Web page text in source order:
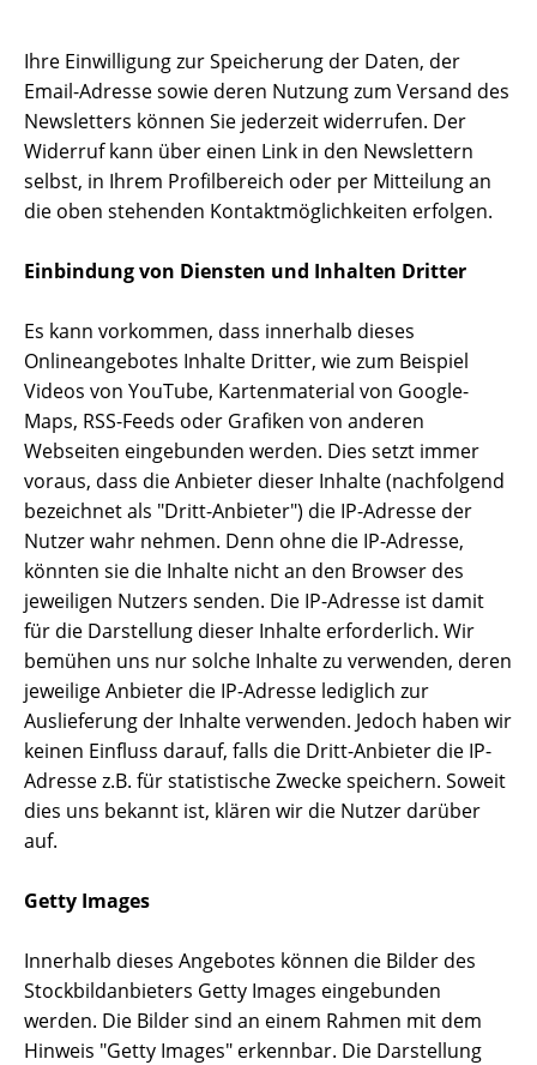
Ihre Einwilligung zur Speicherung der Daten, der
Email-Adresse sowie deren Nutzung zum Versand des
Newsletters können Sie jederzeit widerrufen. Der
Widerruf kann über einen Link in den Newslettern
selbst, in Ihrem Profilbereich oder per Mitteilung an
die oben stehenden Kontaktmöglichkeiten erfolgen.
Einbindung von Diensten und Inhalten Dritter
Es kann vorkommen, dass innerhalb dieses
Onlineangebotes Inhalte Dritter, wie zum Beispiel
Videos von YouTube, Kartenmaterial von Google-
Maps, RSS-Feeds oder Grafiken von anderen
Webseiten eingebunden werden. Dies setzt immer
voraus, dass die Anbieter dieser Inhalte (nachfolgend
bezeichnet als "Dritt-Anbieter") die IP-Adresse der
Nutzer wahr nehmen. Denn ohne die IP-Adresse,
könnten sie die Inhalte nicht an den Browser des
jeweiligen Nutzers senden. Die IP-Adresse ist damit
für die Darstellung dieser Inhalte erforderlich. Wir
bemühen uns nur solche Inhalte zu verwenden, deren
jeweilige Anbieter die IP-Adresse lediglich zur
Auslieferung der Inhalte verwenden. Jedoch haben wir
keinen Einfluss darauf, falls die Dritt-Anbieter die IP-
Adresse z.B. für statistische Zwecke speichern. Soweit
dies uns bekannt ist, klären wir die Nutzer darüber
auf.
Getty Images
Innerhalb dieses Angebotes können die Bilder des
Stockbildanbieters Getty Images eingebunden
werden. Die Bilder sind an einem Rahmen mit dem
Hinweis "Getty Images" erkennbar. Die Darstellung